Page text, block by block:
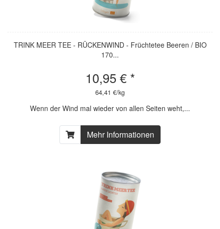
TRINK MEER TEE - RÜCKENWIND - Früchtetee Beeren / BIO
170...
10,95 € *
64,41 €/kg
Wenn der Wind mal wieder von allen Seiten weht,...
Mehr Informationen